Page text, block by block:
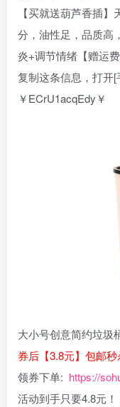
【买就送葫芦香插
分，油性足，品质高
炎+调节情绪【赠运费
复制这条信息，打开
￥ECrU1acqEdy￥
大小号创意简约垃圾
券后【3.8元】包邮秒
领券下单: https://
活动到手只要4.8元